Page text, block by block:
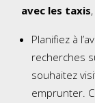
avec les taxis
Planifiez à
recherches
souhaitez
emprunter.